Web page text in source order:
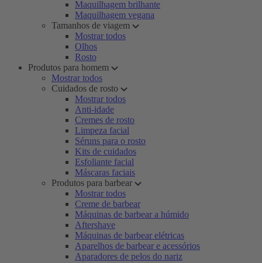
Maquilhagem brilhante
Maquilhagem vegana
Tamanhos de viagem
Mostrar todos
Olhos
Rosto
Produtos para homem
Mostrar todos
Cuidados de rosto
Mostrar todos
Anti-idade
Cremes de rosto
Limpeza facial
Séruns para o rosto
Kits de cuidados
Esfoliante facial
Máscaras faciais
Produtos para barbear
Mostrar todos
Creme de barbear
Máquinas de barbear a húmido
Aftershave
Máquinas de barbear elétricas
Aparelhos de barbear e acessórios
Aparadores de pelos do nariz